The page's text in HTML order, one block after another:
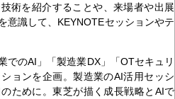
術を紹介することや、来場者や出展
意識して、KEYNOTEセッションやテ
のAI」「製造業DX」「OTセキュリ
ョンを企画。製造業のAI活用セッシ
ために。東芝が描く成長戦略とAIで